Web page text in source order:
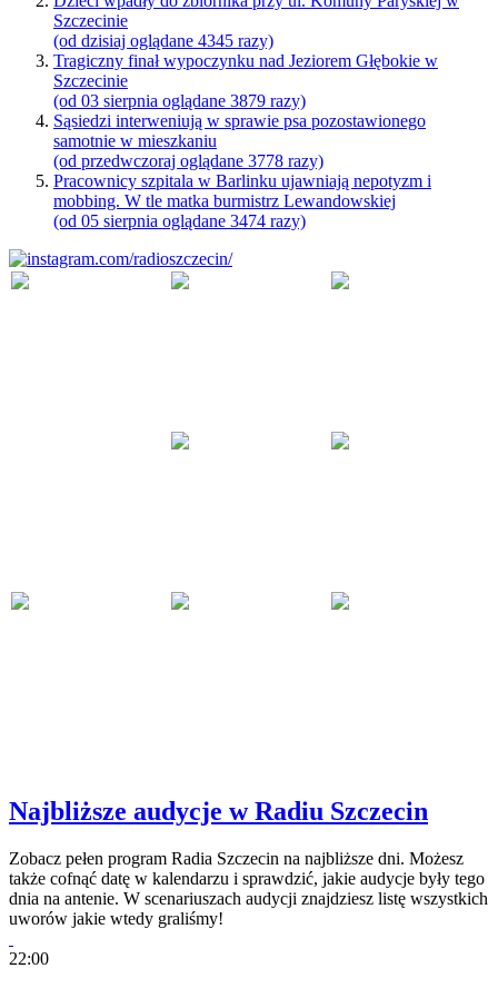
Szczecinie
(od dzisiaj oglądane 4345 razy)
Tragiczny finał wypoczynku nad Jeziorem Głębokie w
Szczecinie
(od 03 sierpnia oglądane 3879 razy)
Sąsiedzi interweniują w sprawie psa pozostawionego
samotnie w mieszkaniu
(od przedwczoraj oglądane 3778 razy)
Pracownicy szpitala w Barlinku ujawniają nepotyzm i
mobbing. W tle matka burmistrz Lewandowskiej
(od 05 sierpnia oglądane 3474 razy)
Najbliższe audycje w Radiu Szczecin
Zobacz pełen program Radia Szczecin na najbliższe dni. Możesz
także cofnąć datę w kalendarzu i sprawdzić, jakie audycje były tego
dnia na antenie. W scenariuszach audycji znajdziesz listę wszystkich
uworów jakie wtedy graliśmy!
22:00